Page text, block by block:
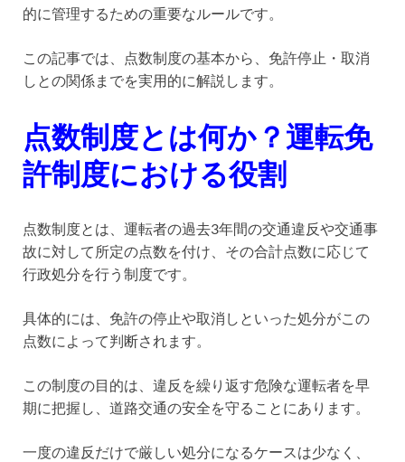
的に管理するための重要なルールです。
この記事では、点数制度の基本から、免許停止・取消
しとの関係までを実用的に解説します。
点数制度とは何か？運転免
許制度における役割
点数制度とは、運転者の過去3年間の交通違反や交通事
故に対して所定の点数を付け、その合計点数に応じて
行政処分を行う制度です。
具体的には、免許の停止や取消しといった処分がこの
点数によって判断されます。
この制度の目的は、違反を繰り返す危険な運転者を早
期に把握し、道路交通の安全を守ることにあります。
一度の違反だけで厳しい処分になるケースは少なく、